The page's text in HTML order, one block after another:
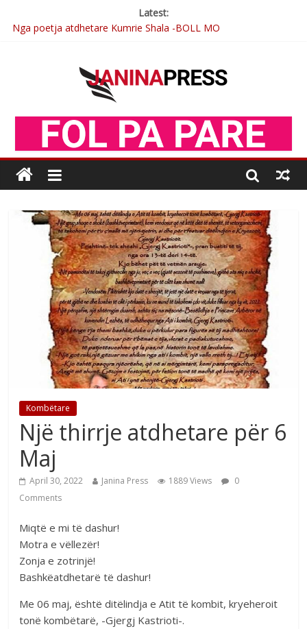
Latest:
Nga poetja atdhetare Kumrie Shala -BOLL MO
Çlirimtari Mentor Mushkolaj nderohet me mirenjohje nga
Xhevdet Qeriqi Dega e invalidëve në Fushë Kosovë
Postim me vlera nga artistja e mirëfilltë Mimoza Gjoni
Kombëtare
Një thirrje atdhetare për 6
Maj
April 30, 2022 Janina Press 1889 Views
0
Comments
Miqtë e mi të dashur!
Motra e vëllezër!
Zonja e zotrinjë!
Bashkëatdhetarë të dashur!
Me 06 maj, është ditëlindja e Atit të kombit, kryeheroit
tonë kombëtarë, -Gjergj Kastrioti-.